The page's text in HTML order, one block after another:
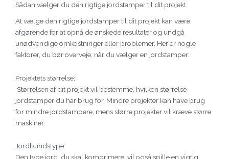
Sådan vælger du den rigtige jordstamper til dit projekt
At vælge den rigtige jordstamper til dit projekt kan være
afgørende for at opnå de ønskede resultater og undgå
unødvendige omkostninger eller problemer. Her er nogle
faktorer, du bør overveje, når du vælger en jordstamper:
Projektets størrelse:
Størrelsen af dit projekt vil bestemme, hvilken størrelse
jordstamper du har brug for. Mindre projekter kan have brug
for mindre jordstampere, mens større projekter vil kræve større
maskiner.
Jordbundstype:
Den type jord, du skal komprimere, vil også spille en vigtig